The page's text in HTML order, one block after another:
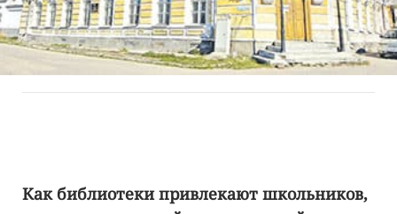
Как библиотеки привлекают школьников,